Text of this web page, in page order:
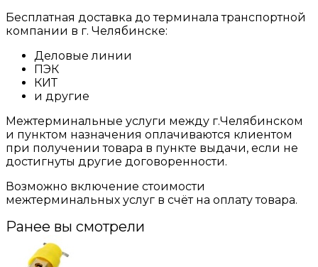
Бесплатная доставка до терминала транспортной
компании в г. Челябинске:
Деловые линии
ПЭК
КИТ
и другие
Межтерминальные услуги между г.Челябинском
и пунктом назначения оплачиваются клиентом
при получении товара в пункте выдачи, если не
достигнуты другие договоренности.
Возможно включение стоимости
межтерминальных услуг в счёт на оплату товара.
Ранее вы смотрели